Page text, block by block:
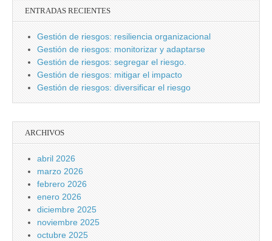
ENTRADAS RECIENTES
Gestión de riesgos: resiliencia organizacional
Gestión de riesgos: monitorizar y adaptarse
Gestión de riesgos: segregar el riesgo.
Gestión de riesgos: mitigar el impacto
Gestión de riesgos: diversificar el riesgo
ARCHIVOS
abril 2026
marzo 2026
febrero 2026
enero 2026
diciembre 2025
noviembre 2025
octubre 2025